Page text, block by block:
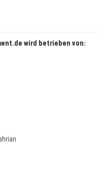
wird betrieben von: